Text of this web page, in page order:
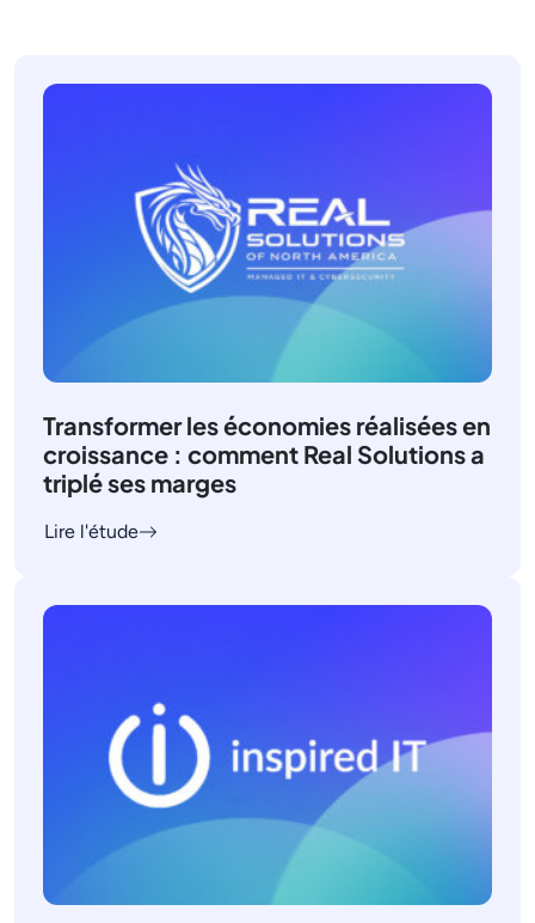
Transformer les économies réalisées en
croissance : comment Real Solutions a
triplé ses marges
Lire l'étude